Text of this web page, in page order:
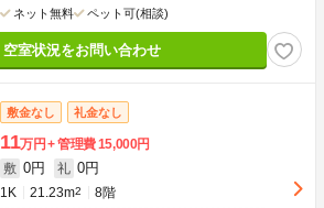
ネット無料 ペット可(相談)
空室状況をお問い合わせ
敷金なし 礼金なし
11万円 管理費15,000円
敷 0円 礼 0円
1K 21.23m2 8階